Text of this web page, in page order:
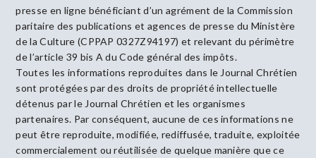
presse en ligne bénéficiant d’un agrément de la Commission
paritaire des publications et agences de presse du Ministère
de la Culture (CPPAP 0327Z94197) et relevant du périmètre
de l’article 39 bis A du Code général des impôts.
Toutes les informations reproduites dans le Journal Chrétien
sont protégées par des droits de propriété intellectuelle
détenus par le Journal Chrétien et les organismes
partenaires. Par conséquent, aucune de ces informations ne
peut être reproduite, modifiée, rediffusée, traduite, exploitée
commercialement ou réutilisée de quelque manière que ce